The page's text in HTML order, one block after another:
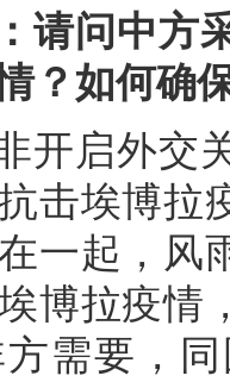
请问中方
？如何确
开启外交
击埃博拉
一起，风
博拉疫情
需要，